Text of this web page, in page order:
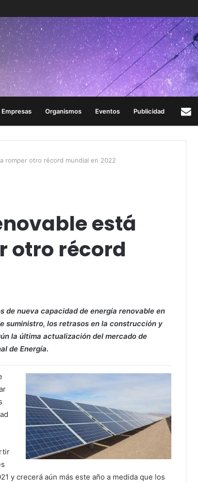
Empresas Organismos Eventos Publicidad
romper otro récord mundial en 2022
está
otro récord
de nueva capacidad de energía renovable en
suministro, los retrasos en la construcción y
la última actualización del mercado de
de Energía.
y crecerá aún más este año a medida que los